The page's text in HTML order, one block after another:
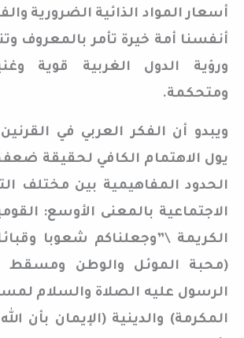
أسعار المواد الذائية الضرورية
أنفسنا أمة خيرة تأمر بالمعروف
ورؤية الدول الغربية قوية
ومتحكمة.
ويبدو أن الفكر العربي في
يول الاهتمام الكافي لحقيقة
الحدود المفاهيمية بين مختلف
الاجتماعية بالمعنى الأوسع:
الكريمة \”وجعلناكم شعوبا
(محبة الموئل والوطن ومسقط
الرسول عليه الصلاة والسلام
المكرمة) والدينية (الإيمان بأن